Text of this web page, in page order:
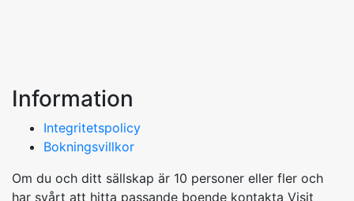
Information
Integritetspolicy
Bokningsvillkor
Om du och ditt sällskap är 10 personer eller fler och
har svårt att hitta passande boende kontakta Visit